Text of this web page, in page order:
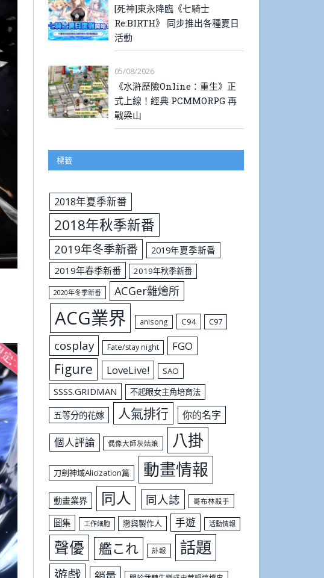
[死神]東永降臨《七騎士
Re:BIRTH》 同步推出各種夏日
活動
05/08/2026
《水滸歷險Online：重生》正
式上線！經典 PCMMORPG 再
戰梁山
標籤
2018年夏季新番
2018年秋季新番
2019年冬季新番
2019年夏季新番
2019年春季新番
2019年秋季新番
2020年冬季新番 ACGer雜燴所
ACG業界 anisong C94 C97
cosplay Fate/stay night FGO
Figure LoveLive! SAO
SSSS.GRIDMAN 不起眼女主角培育法
五等分的花嫁 人氣排行 你的名字
個人評論 偶像大師灰姑娘 八掛
刀劍神域Alicization篇 動畫情報
動畫業界 同人 同人誌 哥布林殺手
圖集 工作細胞 戀與製作人 手遊 活動情報
聲優 艦これ 訃報 話題